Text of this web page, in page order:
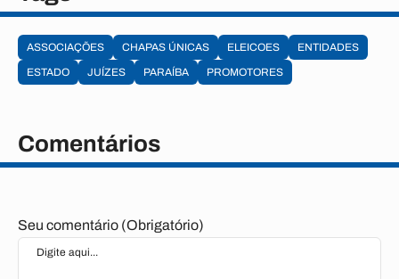
ASSOCIAÇÕES CHAPAS ÚNICAS ELEICOES
ENTIDADES
ESTADO
JUÍZES PARAÍBA PROMOTORES
Comentários
Seu comentário (Obrigatório)